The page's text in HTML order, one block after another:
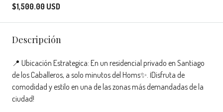
$1,500.00 USD
Descripción
📍 Ubicación Estrategica: En un residencial privado en Santiago
de los Caballeros, a solo minutos del Homs✨. ¡Disfruta de
comodidad y estilo en una de las zonas más demandadas de la
ciudad!